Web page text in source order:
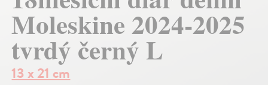
Moleskine 2024-2025
tvrdý černý L
13 x 21 cm